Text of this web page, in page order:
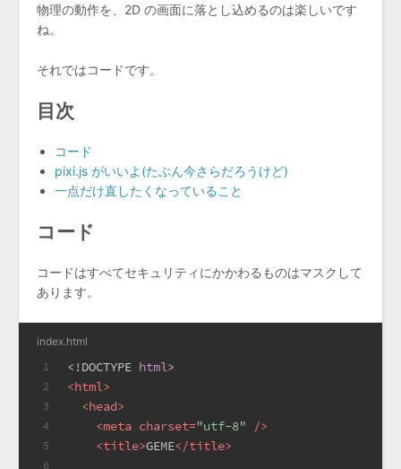
物理の動作を、2D の画面に落とし込めるのは楽しいです
ね。
それではコードです。
目次
コード
pixi.js がいいよ(たぶん今さらだろうけど)
一点だけ直したくなっていること
コード
コードはすべてセキュリティにかかわるものはマスクして
あります。
index.html
1
2
3
4
5
6
<!DOCTYPE html>
<html>
<head>
<meta charset="utf-8" />
<title>GEME</title>